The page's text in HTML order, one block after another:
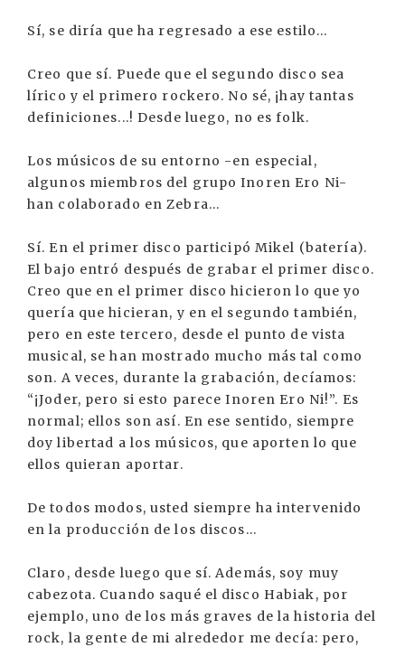
Sí, se diría que ha regresado a ese estilo...
Creo que sí. Puede que el segundo disco sea
lírico y el primero rockero. No sé, ¡hay tantas
definiciones...! Desde luego, no es folk.
Los músicos de su entorno -en especial,
algunos miembros del grupo Inoren Ero Ni-
han colaborado en Zebra...
Sí. En el primer disco participó Mikel (batería).
El bajo entró después de grabar el primer disco.
Creo que en el primer disco hicieron lo que yo
quería que hicieran, y en el segundo también,
pero en este tercero, desde el punto de vista
musical, se han mostrado mucho más tal como
son. A veces, durante la grabación, decíamos:
“¡Joder, pero si esto parece Inoren Ero Ni!”. Es
normal; ellos son así. En ese sentido, siempre
doy libertad a los músicos, que aporten lo que
ellos quieran aportar.
De todos modos, usted siempre ha intervenido
en la producción de los discos...
Claro, desde luego que sí. Además, soy muy
cabezota. Cuando saqué el disco Habiak, por
ejemplo, uno de los más graves de la historia del
rock, la gente de mi alrededor me decía: pero,